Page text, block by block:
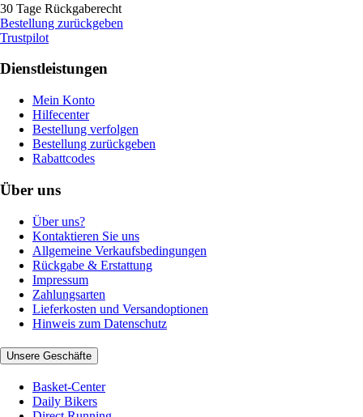
30 Tage Rückgaberecht
Bestellung zurückgeben
Trustpilot
Dienstleistungen
Mein Konto
Hilfecenter
Bestellung verfolgen
Bestellung zurückgeben
Rabattcodes
Über uns
Über uns?
Kontaktieren Sie uns
Allgemeine Verkaufsbedingungen
Rückgabe & Erstattung
Impressum
Zahlungsarten
Lieferkosten und Versandoptionen
Hinweis zum Datenschutz
Unsere Geschäfte
Basket-Center
Daily Bikers